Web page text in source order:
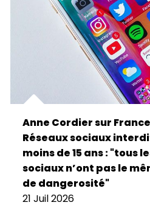
Anne Cordier sur
Réseaux sociaux
moins de 15 ans : "tous
sociaux n’ont pas le
de dangerosité"
21 Juil 2026